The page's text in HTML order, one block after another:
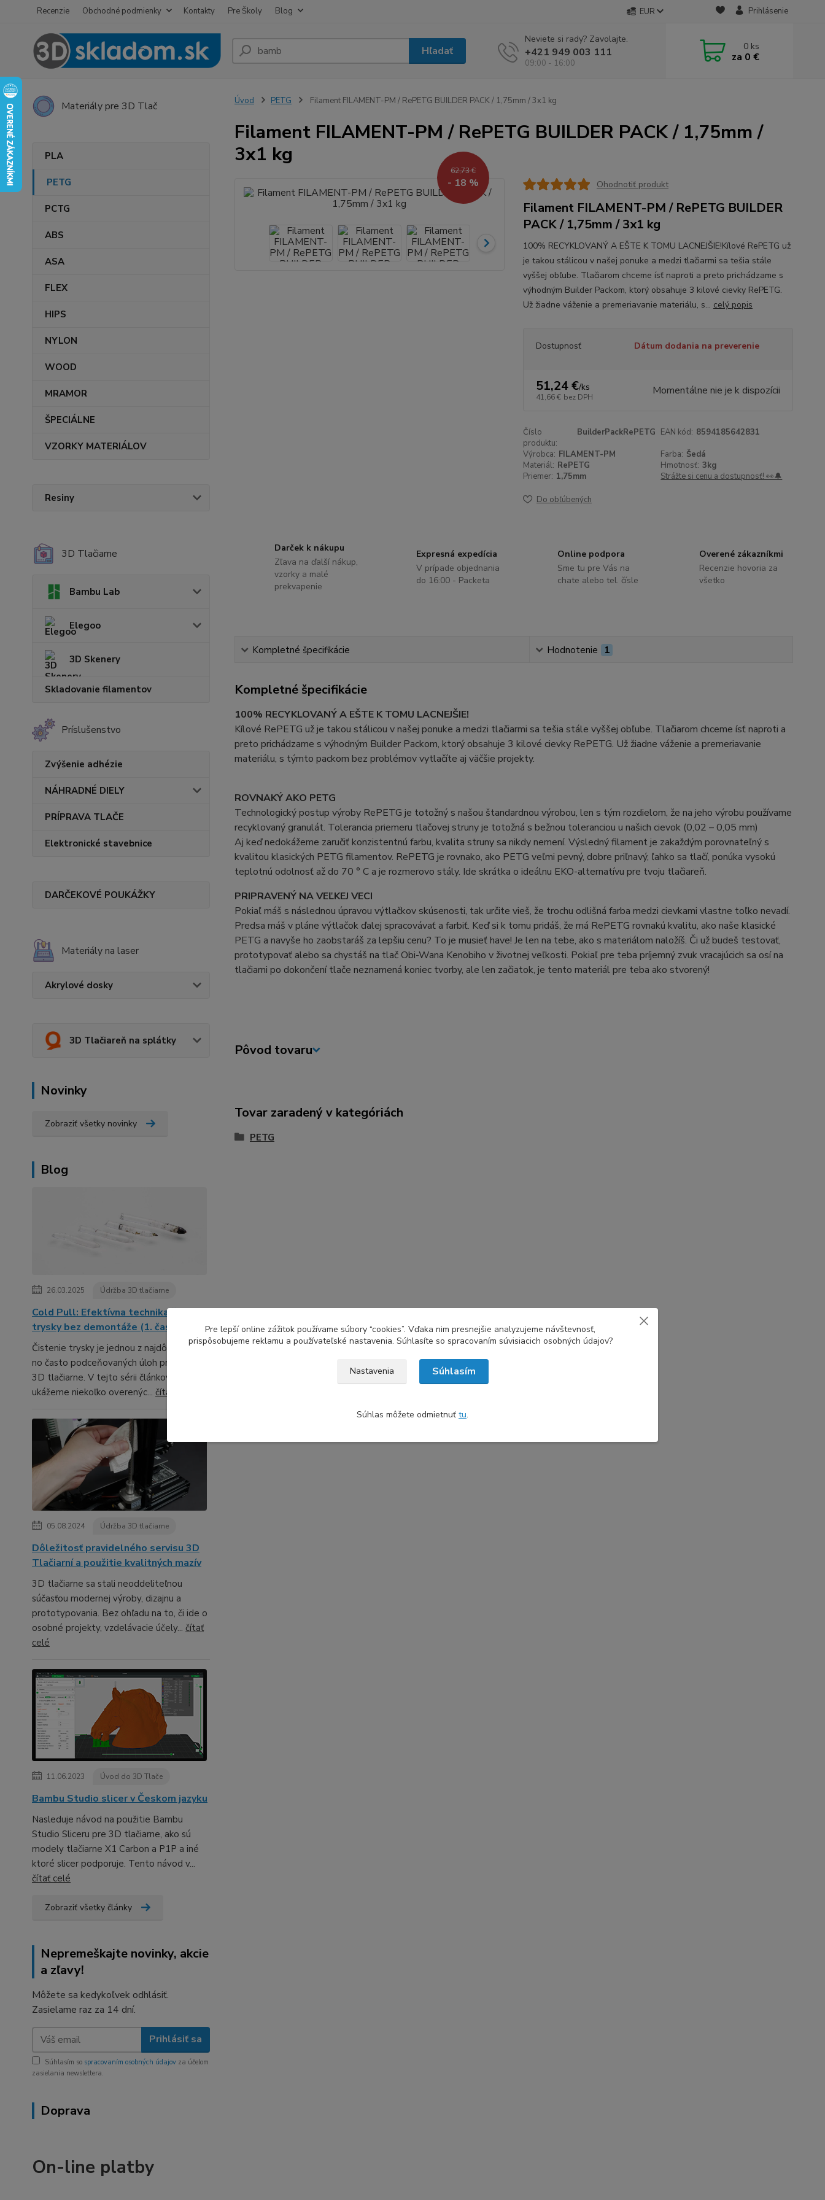
Recenzie Obchodné podmienky Kontakty Pre Školy Blog EUR Prihlásenie
Hľadať
Neviete si rady? Zavolajte.
+421 949 003 111
09:00 - 16:00
0 ks
za 0 €
Materiály pre 3D Tlač
PLA
PETG
PCTG
ABS
ASA
FLEX
HIPS
NYLON
WOOD
MRAMOR
ŠPECIÁLNE
VZORKY MATERIÁLOV
Resiny
3D Tlačiarne
Bambu Lab
Elegoo
3D Skenery
Skladovanie filamentov
Príslušenstvo
Zvýšenie adhézie
NÁHRADNÉ DIELY
PRÍPRAVA TLAČE
Elektronické stavebnice
DARČEKOVÉ POUKÁŽKY
Materiály na laser
Akrylové dosky
3D Tlačiareň na splátky
Novinky
Zobraziť všetky novinky
Blog
26.03.2025 Údržba 3D tlačiarne
Cold Pull: Efektívna technika čistenia
trysky bez demontáže (1. časť série)
Čistenie trysky je jednou z najdôležitejších,
no často podceňovaných úloh pri údržbe
3D tlačiarne. V tejto sérii článkov ti
ukážeme niekoľko overenýc... čítať celé
05.08.2024 Údržba 3D tlačiarne
Dôležitosť pravidelného servisu 3D
Tlačiarní a použitie kvalitných mazív
3D tlačiarne sa stali neoddeliteľnou
súčasťou modernej výroby, dizajnu a
prototypovania. Bez ohľadu na to, či ide o
osobné projekty, vzdelávacie účely... čítať
celé
11.06.2023 Úvod do 3D Tlače
Bambu Studio slicer v Českom jazyku
Nasleduje návod na použitie Bambu
Studio Sliceru pre 3D tlačiarne, ako sú
modely tlačiarne X1 Carbon a P1P a iné
ktoré slicer podporuje. Tento návod v...
čítať celé
Zobraziť všetky články
Nepremeškajte novinky, akcie
a zľavy!
Môžete sa kedykoľvek odhlásiť.
Zasielame raz za 14 dní.
Prihlásiť sa
Súhlasím so spracovaním osobných údajov za účelom
zasielania newslettera.
Doprava
On-line platby
Úvod PETG Filament FILAMENT-PM / RePETG BUILDER PACK / 1,75mm / 3x1 kg
Filament FILAMENT-PM / RePETG BUILDER PACK / 1,75mm /
3x1 kg
62,73 €
- 18 % Ohodnotiť produkt
Filament FILAMENT-PM / RePETG BUILDER
PACK / 1,75mm / 3x1 kg
100% RECYKLOVANÝ A EŠTE K TOMU LACNEJŠIE!Kílové RePETG už
je takou stálicou v našej ponuke a medzi tlačiarmi sa tešia stále
vyššej obľube. Tlačiarom chceme ísť naproti a preto prichádzame s
výhodným Builder Packom, ktorý obsahuje 3 kilové cievky RePETG.
Už žiadne váženie a premeriavanie materiálu, s... celý popis
Dostupnosť Dátum dodania na preverenie
51,24 €/ks
41,66 € bez DPH Momentálne nie je k dispozícii
Číslo
produktu:
BuilderPackRePETG EAN kód: 8594185642831
Výrobca: FILAMENT-PM Farba: Šedá
Materiál: RePETG Hmotnosť: 3kg
Priemer: 1,75mm Strážte si cenu a dostupnosť! 👀🔔
Do obľúbených
Darček k nákupu
Zľava na ďalší nákup,
vzorky a malé
prekvapenie
Expresná expedícia
V prípade objednania
do 16:00 - Packeta
Online podpora
Sme tu pre Vás na
chate alebo tel. čísle
Overené zákazníkmi
Recenzie hovoria za
všetko
Kompletné špecifikácie Hodnotenie 1
Kompletné špecifikácie
100% RECYKLOVANÝ A EŠTE K TOMU LACNEJŠIE!
Kílové RePETG už je takou stálicou v našej ponuke a medzi tlačiarmi sa tešia stále vyššej obľube. Tlačiarom chceme ísť naproti a
preto prichádzame s výhodným Builder Packom, ktorý obsahuje 3 kilové cievky RePETG. Už žiadne váženie a premeriavanie
materiálu, s týmto packom bez problémov vytlačíte aj väčšie projekty.
ROVNAKÝ AKO PETG
Technologický postup výroby RePETG je totožný s našou štandardnou výrobou, len s tým rozdielom, že na jeho výrobu používame
recyklovaný granulát. Tolerancia priemeru tlačovej struny je totožná s bežnou toleranciou u našich cievok (0,02 – 0,05 mm)
Aj keď nedokážeme zaručiť konzistentnú farbu, kvalita struny sa nikdy nemení. Výsledný filament je zakaždým porovnateľný s
kvalitou klasických PETG filamentov. RePETG je rovnako, ako PETG veľmi pevný, dobre priľnavý, ľahko sa tlačí, ponúka vysokú
teplotnú odolnosť až do 70 ° C a je rozmerovo stály. Ide skrátka o ideálnu EKO-alternatívu pre tvoju tlačiareň.
PRIPRAVENÝ NA VEĽKEJ VECI
Pokiaľ máš s následnou úpravou výtlačkov skúsenosti, tak určite vieš, že trochu odlišná farba medzi cievkami vlastne toľko nevadí.
Predsa máš v pláne výtlačok ďalej spracovávať a farbiť. Keď si k tomu pridáš, že má RePETG rovnakú kvalitu, ako naše klasické
PETG a navyše ho zaobstaráš za lepšiu cenu? To je musieť have! Je len na tebe, ako s materiálom naložíš. Či už budeš testovať,
prototypovať alebo sa chystáš na tlač Obi-Wana Kenobiho v životnej veľkosti. Pokiaľ pre teba príjemný zvuk vracajúcich sa osí na
tlačiarni po dokončení tlače neznamená koniec tvorby, ale len začiatok, je tento materiál pre teba ako stvorený!
Pôvod tovaru
Tovar zaradený v kategóriách
PETG
Pre lepší online zážitok používame súbory “cookies”. Vďaka nim presnejšie analyzujeme návštevnosť,
prispôsobujeme reklamu a používateľské nastavenia. Súhlasíte so spracovaním súvisiacich osobných údajov?
Nastavenia Súhlasím
Súhlas môžete odmietnuť tu.